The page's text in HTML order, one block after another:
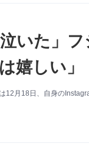
いた」
嬉しい」
12月18日、自身の